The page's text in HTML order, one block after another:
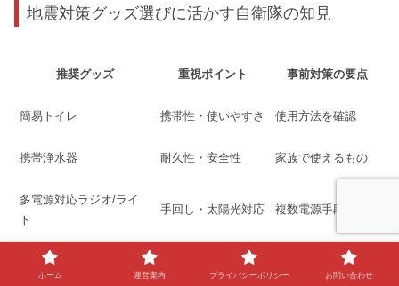
地震対策グッズ選びに活かす自衛隊の知見
推奨グッズ 重視ポイント 事前対策の要点
簡易トイレ 携帯性・使いやすさ 使用方法を確認
携帯浄水器 耐久性・安全性 家族で使えるもの
多電源対応ラジオ/ライ
ト
手回し・太陽光対応 複数電源手段を準備
地震対策グッズを選ぶ際には、自衛隊の現場経験から得ら
ホーム 運営案内 プライバシーポリシー お問い合わせ